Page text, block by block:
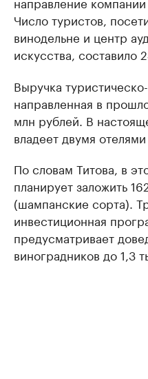
Число туристов,
винодельне и центр
искусства, составило
Выручка
направленная в
млн рублей. В
владеет двумя
По словам Титова, в
планирует заложить
(шампанские сорта).
инвестиционная
предусматривает
виноградников до 1,3